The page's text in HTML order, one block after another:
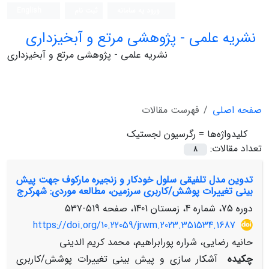
نشریه علمی - پژوهشی مرتع و آبخیزداری
نشریه علمی - پژوهشی مرتع و آبخیزداری
صفحه اصلی
فهرست مقالات
کلیدواژه‌ها = رگرسیون لجستیک
تعداد مقالات:
8
تدوین مدل تلفیقی سلول خودکار و زنجیره مارکوف جهت پیش
بینی تغییرات پوشش/کاربری سرزمین، مطالعه موردی: شهرکرج
دوره 75، شماره 4، زمستان 1401، صفحه
519-537
https://doi.org/10.22059/jrwm.2023.351534.1687
حانیه رضایی، شراره پورابراهیم، محمد کریم الدینی
چکیده
آشکار سازی و پیش بینی تغییرات پوشش/کاربری